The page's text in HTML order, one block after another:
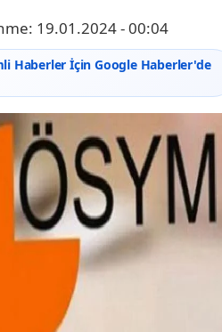
19.01.2024 - 00:04
Haberler İçin Google Haberler'de